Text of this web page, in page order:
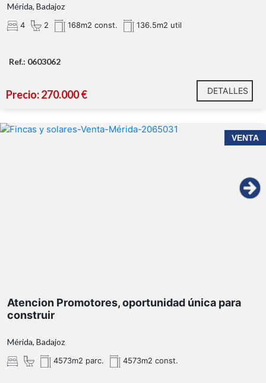
Mérida, Badajoz
4 2 168m2 const. 136.5m2 util
Ref.: 0603062
Precio: 270.000 € DETALLES
VENTA
Atencion Promotores, oportunidad única para
construir
Mérida, Badajoz
4573m2 parc. 4573m2 const.